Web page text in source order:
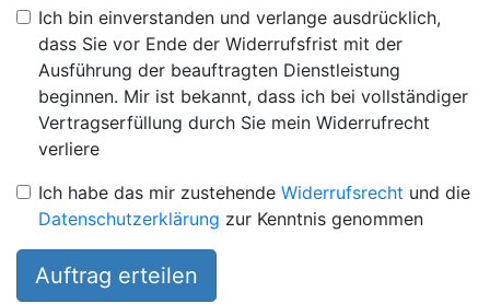
Ich bin einverstanden und verlange ausdrücklich,
dass Sie vor Ende der Widerrufsfrist mit der
Ausführung der beauftragten Dienstleistung
beginnen. Mir ist bekannt, dass ich bei vollständiger
Vertragserfüllung durch Sie mein Widerrufrecht
verliere
Ich habe das mir zustehende Widerrufsrecht und die
Datenschutzerklärung zur Kenntnis genommen
Auftrag erteilen